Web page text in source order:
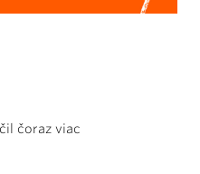
čoraz viac